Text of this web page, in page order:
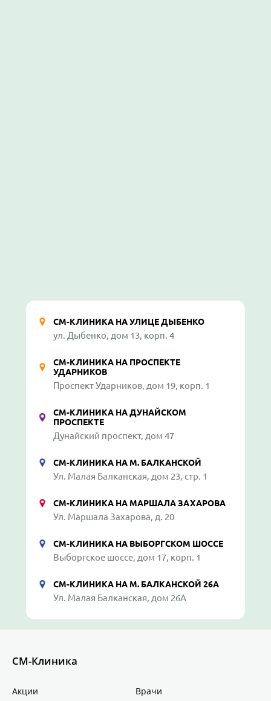
СМ-КЛИНИКА НА УЛИЦЕ ДЫБЕНКО
ул. Дыбенко, дом 13, корп. 4
СМ-КЛИНИКА НА ПРОСПЕКТЕ
УДАРНИКОВ
Проспект Ударников, дом 19, корп. 1
СМ-КЛИНИКА НА ДУНАЙСКОМ
ПРОСПЕКТЕ
Дунайский проспект, дом 47
СМ-КЛИНИКА НА М. БАЛКАНСКОЙ
Ул. Малая Балканская, дом 23, стр. 1
СМ-КЛИНИКА НА МАРШАЛА ЗАХАРОВА
Ул. Маршала Захарова, д. 20
СМ-КЛИНИКА НА ВЫБОРГСКОМ ШОССЕ
Выборгское шоссе, дом 17, корп. 1
СМ-КЛИНИКА НА М. БАЛКАНСКОЙ 26А
Ул. Малая Балканская, дом 26А
СМ-Клиника
Акции
Врачи